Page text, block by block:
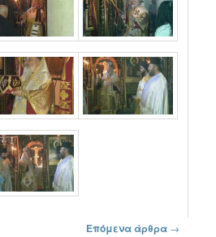
Επόμενα άρθρα →